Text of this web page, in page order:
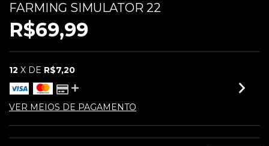
FARMING SIMULATOR 22
R$69,99
12 X DE R$7,20
VER MEIOS DE PAGAMENTO